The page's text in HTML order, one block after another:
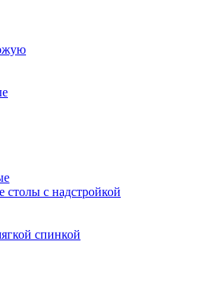
с надстройкой
спинкой